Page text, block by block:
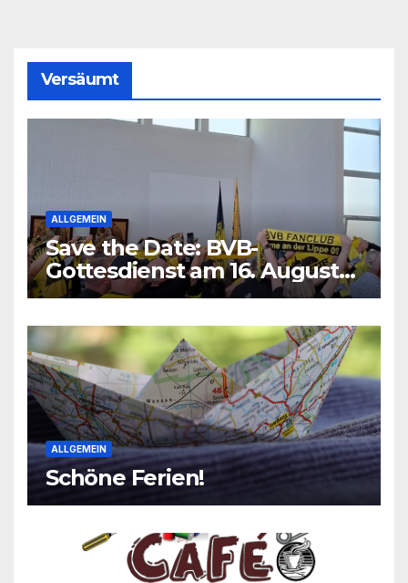
Versäumt
ALLGEMEIN
Save the Date: BVB-
Gottesdienst am 16. August
2026
ALLGEMEIN
Schöne Ferien!